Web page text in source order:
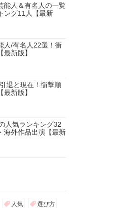
能人＆有名人の一覧
ング11人【最新
人/有名人22選！衝
新版】
退と現在！衝撃順
新版】
人気ランキング32
海外作品出演【最新
人気 選び方